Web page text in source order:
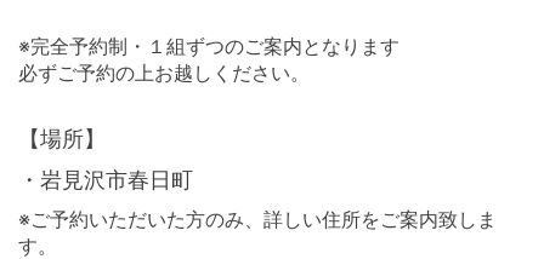
※完全予約制・１組ずつのご案内となります
必ずご予約の上お越しください。
【場所】
・岩見沢市春日町
※ご予約いただいた方のみ、詳しい住所をご案内致しま
す。